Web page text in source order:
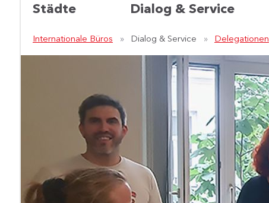
Städte Dialog & Service
Internationale Büros Dialog & Service Delegationen